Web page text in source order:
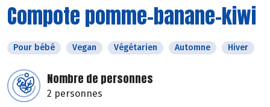
Compote pomme-banane-kiwi
Pour bébé Vegan Végétarien Automne Hiver
Nombre de personnes
2 personnes